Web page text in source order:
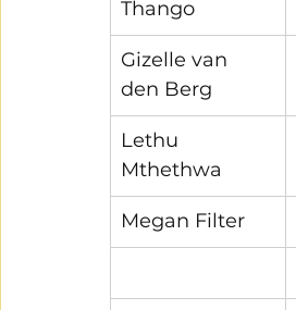
Thango
Gizelle van
den Berg
Lethu
Mthethwa
Megan Filter